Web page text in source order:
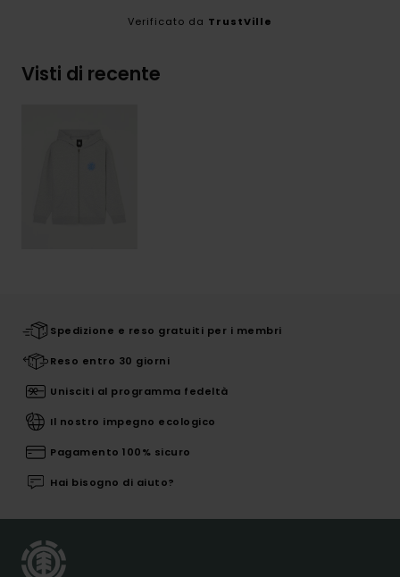
Verificato da TrustVille
Visti di recente
Spedizione e reso gratuiti per i membri
Reso entro 30 giorni
Unisciti al programma fedeltà
Il nostro impegno ecologico
Pagamento 100% sicuro
Hai bisogno di aiuto?